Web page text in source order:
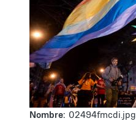
Nombre: 02494fmcdi.jpg